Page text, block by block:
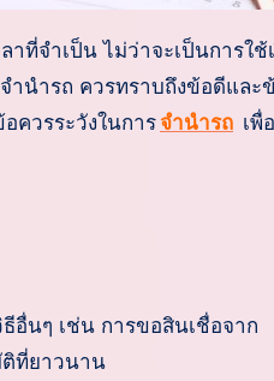
ำนำรถ ควรทราบถึงข้อดีและ
ควรระวังในการจำนำรถ เพื่
อื่นๆ เช่น การขอสินเชื่อจาก
ติที่ยาวนาน